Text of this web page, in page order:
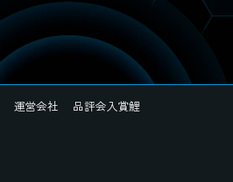
運営会社 品評会入賞鯉